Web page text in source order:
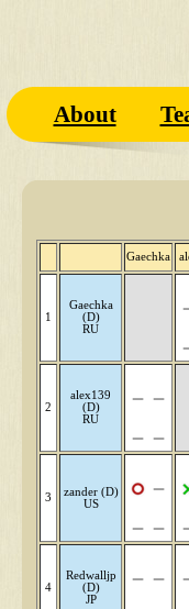
About
Gaechka
1
Gaechka
(D)
RU
2
alex139
(D)
RU
3
zander (D)
US
4
Redwalljp
(D)
JP